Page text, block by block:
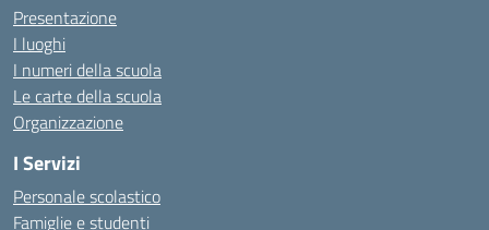
Presentazione
I luoghi
I numeri della scuola
Le carte della scuola
Organizzazione
I Servizi
Personale scolastico
Famiglie e studenti